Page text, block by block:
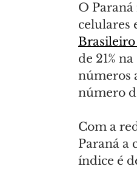
O
celulares
Brasileiro
de 21%
números
número
Com a
Paraná a
índice é